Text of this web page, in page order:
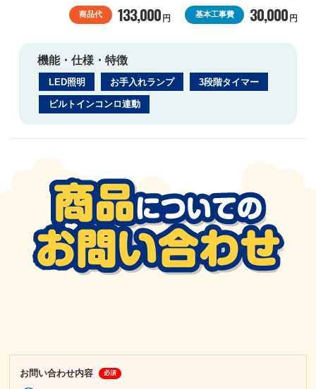
商品代 133,000 円 基本工事費 30,000 円
機能・仕様・特徴
LED照明 お手入れランプ 3段階タイマー
ビルトインコンロ連動
お問い合わせ内容 必須